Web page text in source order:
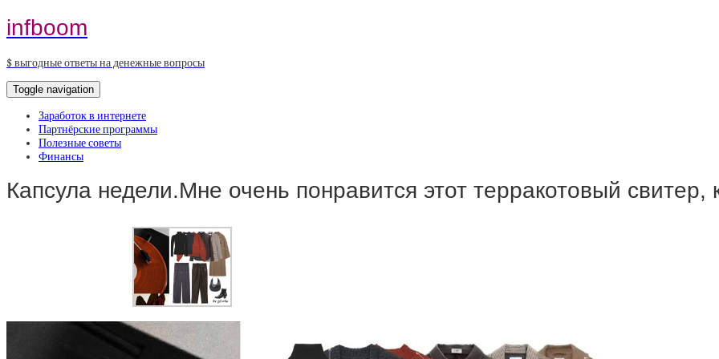
infboom
$ выгодные ответы на денежные вопросы
Toggle navigation
Заработок в интернете
Партнёрские программы
Полезные советы
Финансы
Капсула недели.Мне очень понравится этот терракотовый